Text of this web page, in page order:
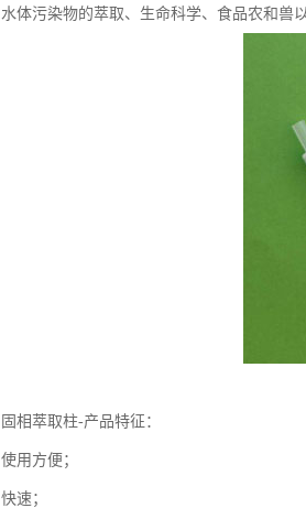
水体污染物的萃取、生命科学、食品农和兽
固相萃取柱-产品特征：
使用方便；
快速；